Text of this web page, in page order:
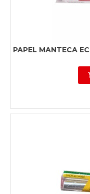
PAPEL MANTECA